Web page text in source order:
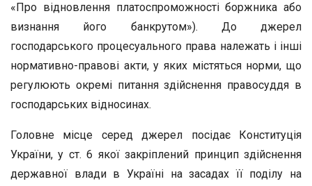
«Про відновлення платоспроможності боржника або
визнання його банкрутом»). До джерел
господарського процесуального права належать і інші
нормативно-правові акти, у яких містяться норми, що
регулюють окремі питання здійснення правосуддя в
господарських відносинах.
Головне місце серед джерел посідає Конституція
України, у ст. 6 якої закріплений принцип здійснення
державної влади в Україні на засадах її поділу на